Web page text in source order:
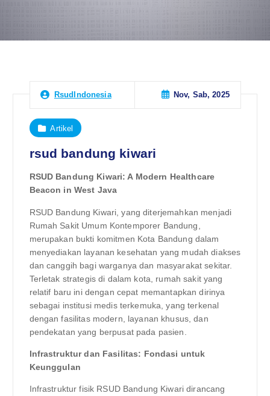
RsudIndonesia Nov, Sab, 2025
Artikel
rsud bandung kiwari
RSUD Bandung Kiwari: A Modern Healthcare
Beacon in West Java
RSUD Bandung Kiwari, yang diterjemahkan menjadi
Rumah Sakit Umum Kontemporer Bandung,
merupakan bukti komitmen Kota Bandung dalam
menyediakan layanan kesehatan yang mudah diakses
dan canggih bagi warganya dan masyarakat sekitar.
Terletak strategis di dalam kota, rumah sakit yang
relatif baru ini dengan cepat memantapkan dirinya
sebagai institusi medis terkemuka, yang terkenal
dengan fasilitas modern, layanan khusus, dan
pendekatan yang berpusat pada pasien.
Infrastruktur dan Fasilitas: Fondasi untuk
Keunggulan
Infrastruktur fisik RSUD Bandung Kiwari dirancang